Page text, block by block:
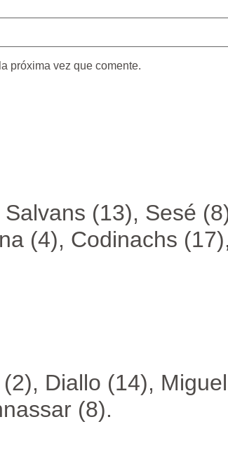
próxima vez que comente.
(13), Sesé
(4), Codinachs
Diallo (14),
(8).